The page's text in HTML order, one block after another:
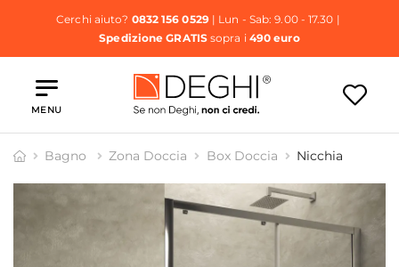
Cerchi aiuto? 0832 156 0529| Lun - Sab: 9.00 - 17.30 |
Spedizione GRATISsopra i 490 euro
MENU
Bagno Zona Doccia Box Doccia Nicchia